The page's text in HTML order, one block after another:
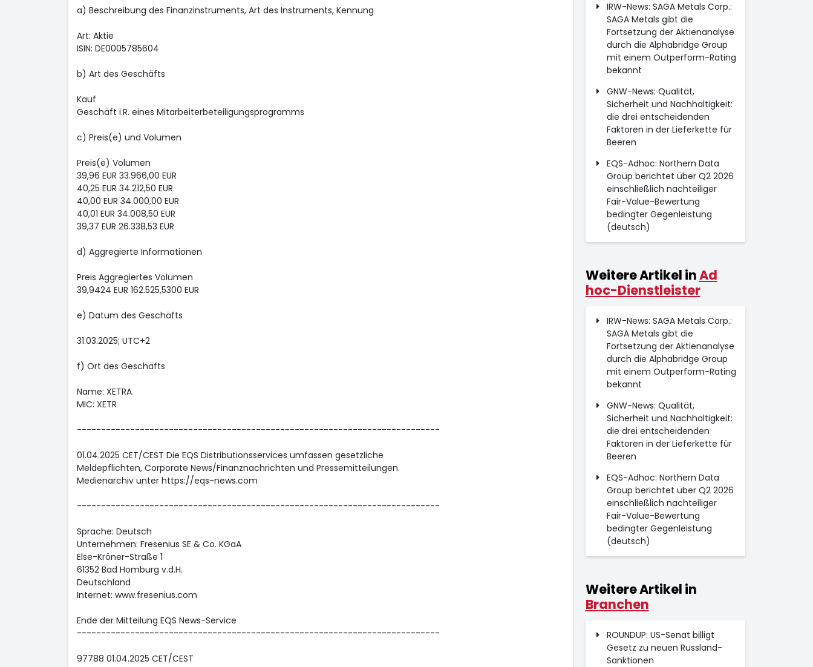
a) Beschreibung des Finanzinstruments, Art des Instruments, Kennung
Art: Aktie
ISIN: DE0005785604
b) Art des Geschäfts
Kauf
Geschäft i.R. eines Mitarbeiterbeteiligungsprogramms
c) Preis(e) und Volumen
Preis(e) Volumen
39,96 EUR 33.966,00 EUR
40,25 EUR 34.212,50 EUR
40,00 EUR 34.000,00 EUR
40,01 EUR 34.008,50 EUR
39,37 EUR 26.338,53 EUR
d) Aggregierte Informationen
Preis Aggregiertes Volumen
39,9424 EUR 162.525,5300 EUR
e) Datum des Geschäfts
31.03.2025; UTC+2
f) Ort des Geschäfts
Name: XETRA
MIC: XETR
---------------------------------------------------------------------------
01.04.2025 CET/CEST Die EQS Distributionsservices umfassen gesetzliche
Meldepflichten, Corporate News/Finanznachrichten und Pressemitteilungen.
Medienarchiv unter https://eqs-news.com
---------------------------------------------------------------------------
Sprache: Deutsch
Unternehmen: Fresenius SE & Co. KGaA
Else-Kröner-Straße 1
61352 Bad Homburg v.d.H.
Deutschland
Internet: www.fresenius.com
Ende der Mitteilung EQS News-Service
---------------------------------------------------------------------------
97788 01.04.2025 CET/CEST
IRW-News: SAGA Metals Corp.:
SAGA Metals gibt die
Fortsetzung der Aktienanalyse
durch die Alphabridge Group
mit einem Outperform-Rating
bekannt
GNW-News: Qualität,
Sicherheit und Nachhaltigkeit:
die drei entscheidenden
Faktoren in der Lieferkette für
Beeren
EQS-Adhoc: Northern Data
Group berichtet über Q2 2026
einschließlich nachteiliger
Fair-Value-Bewertung
bedingter Gegenleistung
(deutsch)
Weitere Artikel inAd
hoc-Dienstleister
IRW-News: SAGA Metals Corp.:
SAGA Metals gibt die
Fortsetzung der Aktienanalyse
durch die Alphabridge Group
mit einem Outperform-Rating
bekannt
GNW-News: Qualität,
Sicherheit und Nachhaltigkeit:
die drei entscheidenden
Faktoren in der Lieferkette für
Beeren
EQS-Adhoc: Northern Data
Group berichtet über Q2 2026
einschließlich nachteiliger
Fair-Value-Bewertung
bedingter Gegenleistung
(deutsch)
Weitere Artikel in
Branchen
ROUNDUP: US-Senat billigt
Gesetz zu neuen Russland-
Sanktionen